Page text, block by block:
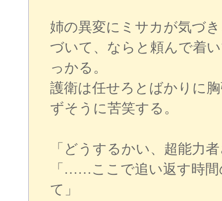
姉の異変にミサカが気づ
づいて、ならと頼んで着
っかる。
護衛は任せろとばかりに
ずそうに苦笑する。
「どうするかい、超能力
「……ここで追い返す時
て」